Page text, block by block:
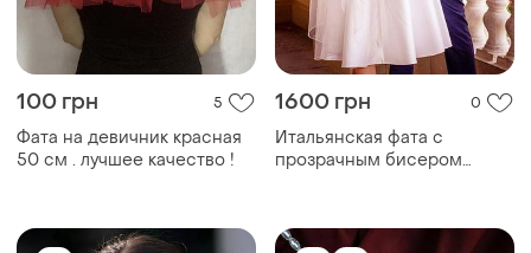
100 грн 5
Фата на девичник красная
50 см . лучшее качество !
1600 грн 0
Итальянская фата с
прозрачным бисером